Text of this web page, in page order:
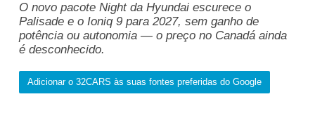
O novo pacote Night da Hyundai escurece o
Palisade e o Ioniq 9 para 2027, sem ganho de
potência ou autonomia — o preço no Canadá ainda
é desconhecido.
Adicionar o 32CARS às suas fontes preferidas do Google